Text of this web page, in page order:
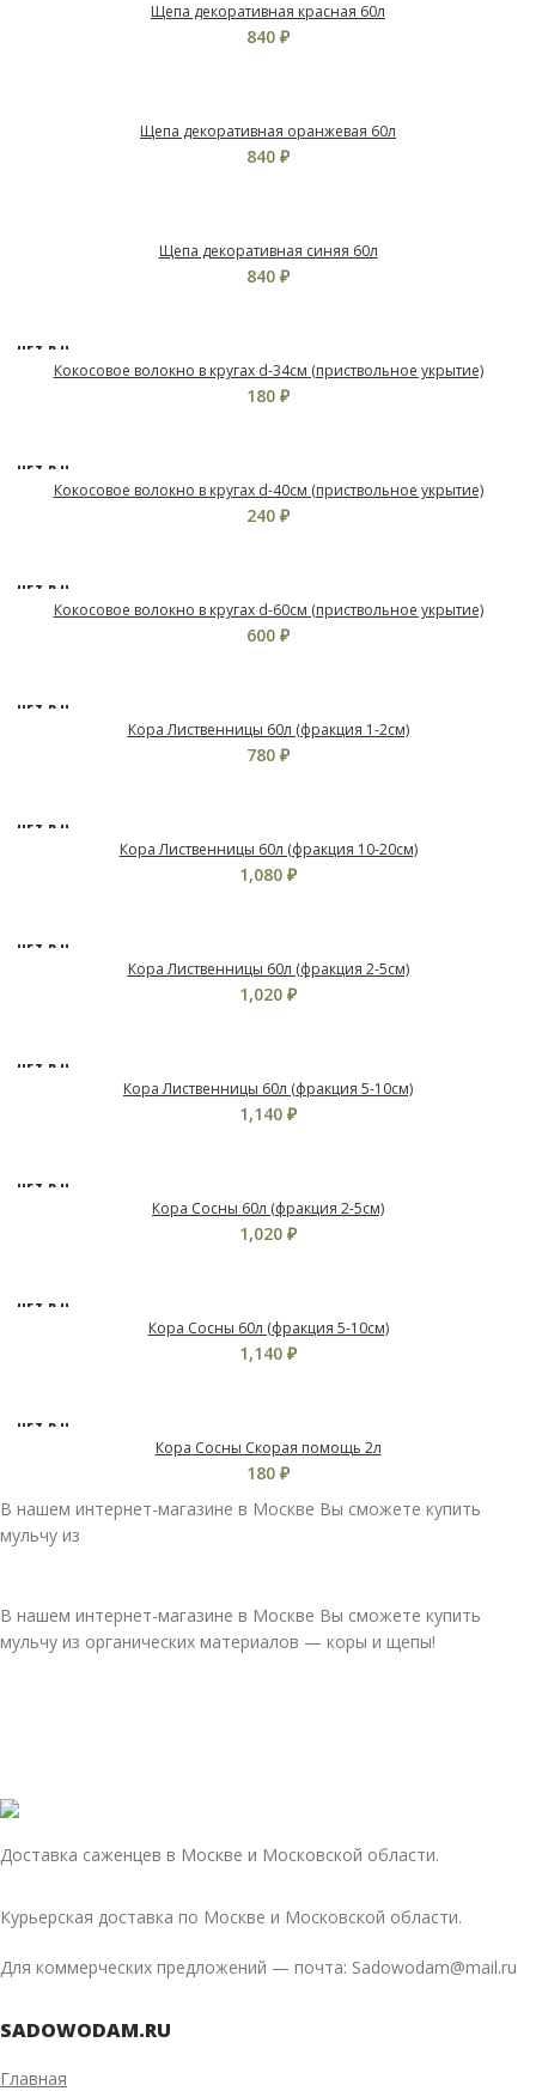
Щепа декоративная красная 60л
840 ₽
Щепа декоративная оранжевая 60л
840 ₽
Щепа декоративная синяя 60л
840 ₽
НЕТ В Н
АЛИЧИКокосовое волокно в кругах d-34см (приствольное укрытие)
180 ₽
НЕТ В Н
АЛИЧИКокосовое волокно в кругах d-40см (приствольное укрытие)
240 ₽
НЕТ В Н
АЛИЧИКокосовое волокно в кругах d-60см (приствольное укрытие)
600 ₽
НЕТ В Н
Кора Лиственницы 60л (фракция 1-2см)
780 ₽
НЕТ В Н
Кора Лиственницы 60л (фракция 10-20см)
1,080 ₽
НЕТ В Н
Кора Лиственницы 60л (фракция 2-5см)
1,020 ₽
НЕТ В Н
Кора Лиственницы 60л (фракция 5-10см)
1,140 ₽
НЕТ В Н
Кора Сосны 60л (фракция 2-5см)
1,020 ₽
НЕТ В Н
Кора Сосны 60л (фракция 5-10см)
1,140 ₽
НЕТ В Н
Кора Сосны Скорая помощь 2л
180 ₽
В нашем интернет-магазине в Москве Вы сможете купить
мульчу из
В нашем интернет-магазине в Москве Вы сможете купить
мульчу из органических материалов — коры и щепы!
Доставка саженцев в Москве и Московской области.
Курьерская доставка по Москве и Московской области.
Для коммерческих предложений — почта: Sadowodam@mail.ru
SADOWODAM.RU
Главная